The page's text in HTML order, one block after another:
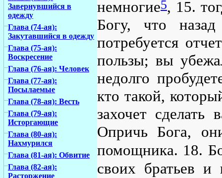
Завернувшийся в
одежду
Глава (74-ая):
Закутавшийся в одежду
Глава (75-ая):
Воскресение
Глава (76-ая): Человек
Глава (77-ая):
Посылаемые
Глава (78-ая): Весть
Глава (79-ая):
Исторгающие
Глава (80-ая):
Нахмурился
Глава (81-ая): Обвитие
Глава (82-ая):
Расторжение
немногие5, 15.
Богу, что
потребуется
пользы; вы
недолго
кто такой,
захочет сделать
Опричь Бога,
помощника. 18.
своих братьев